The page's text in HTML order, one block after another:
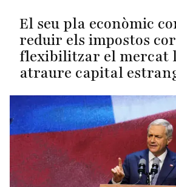
El seu pla econòmic
reduir els impostos
flexibilitzar el mercat
atraure capital